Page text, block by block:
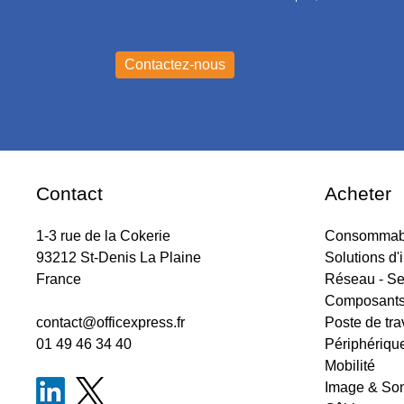
Contact
1-3 rue de la Cokerie
93212 St-Denis La Plaine
France
contact@officexpress.fr
01 49 46 34 40
Acheter
Solutions
Réseau -
Poste de
Mobilité
Image &